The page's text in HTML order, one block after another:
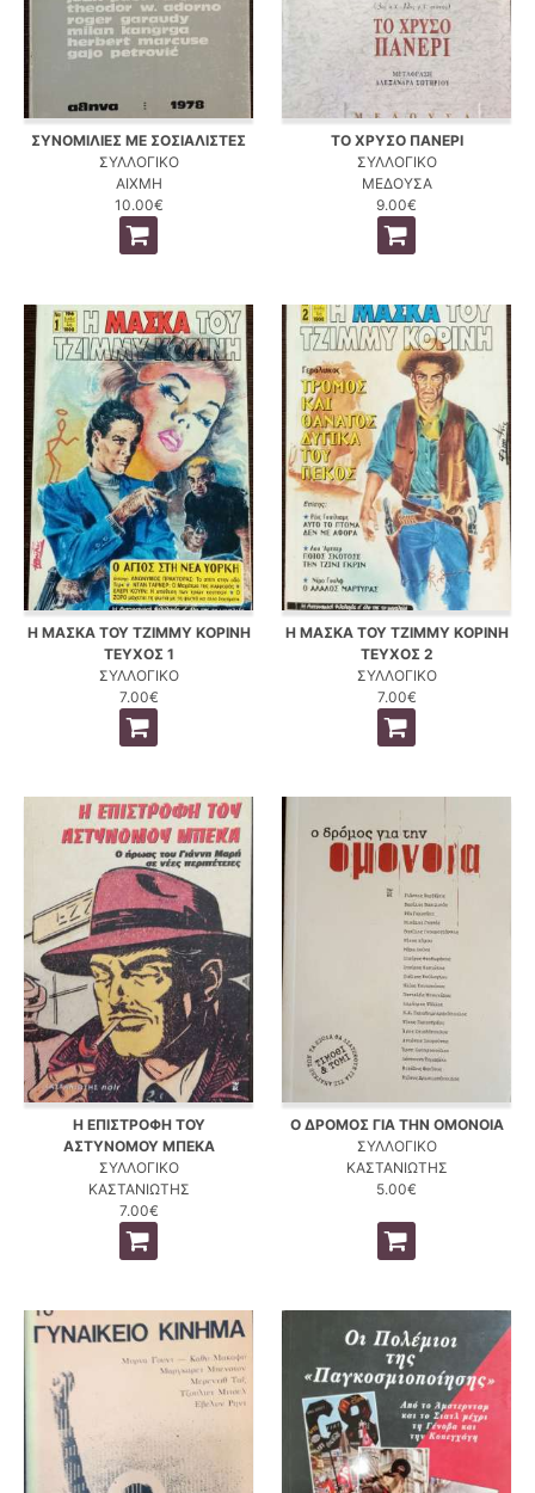
ΣΥΝΟΜΙΛΙΕΣ ΜΕ ΣΟΣΙΑΛΙΣΤΕΣ
ΣΥΛΛΟΓΙΚΟ
ΑΙΧΜΗ
10.00€
ΤΟ ΧΡΥΣΟ ΠΑΝΕΡΙ
ΣΥΛΛΟΓΙΚΟ
ΜΕΔΟΥΣΑ
9.00€
Η ΜΑΣΚΑ ΤΟΥ ΤΖΙΜΜΥ ΚΟΡΙΝΗ
ΤΕΥΧΟΣ 1
ΣΥΛΛΟΓΙΚΟ
7.00€
Η ΜΑΣΚΑ ΤΟΥ ΤΖΙΜΜΥ ΚΟΡΙΝΗ
ΤΕΥΧΟΣ 2
ΣΥΛΛΟΓΙΚΟ
7.00€
Η ΕΠΙΣΤΡΟΦΗ ΤΟΥ
ΑΣΤΥΝΟΜΟΥ ΜΠΕΚΑ
ΣΥΛΛΟΓΙΚΟ
ΚΑΣΤΑΝΙΩΤΗΣ
7.00€
Ο ΔΡΟΜΟΣ ΓΙΑ ΤΗΝ ΟΜΟΝΟΙΑ
ΣΥΛΛΟΓΙΚΟ
ΚΑΣΤΑΝΙΩΤΗΣ
5.00€